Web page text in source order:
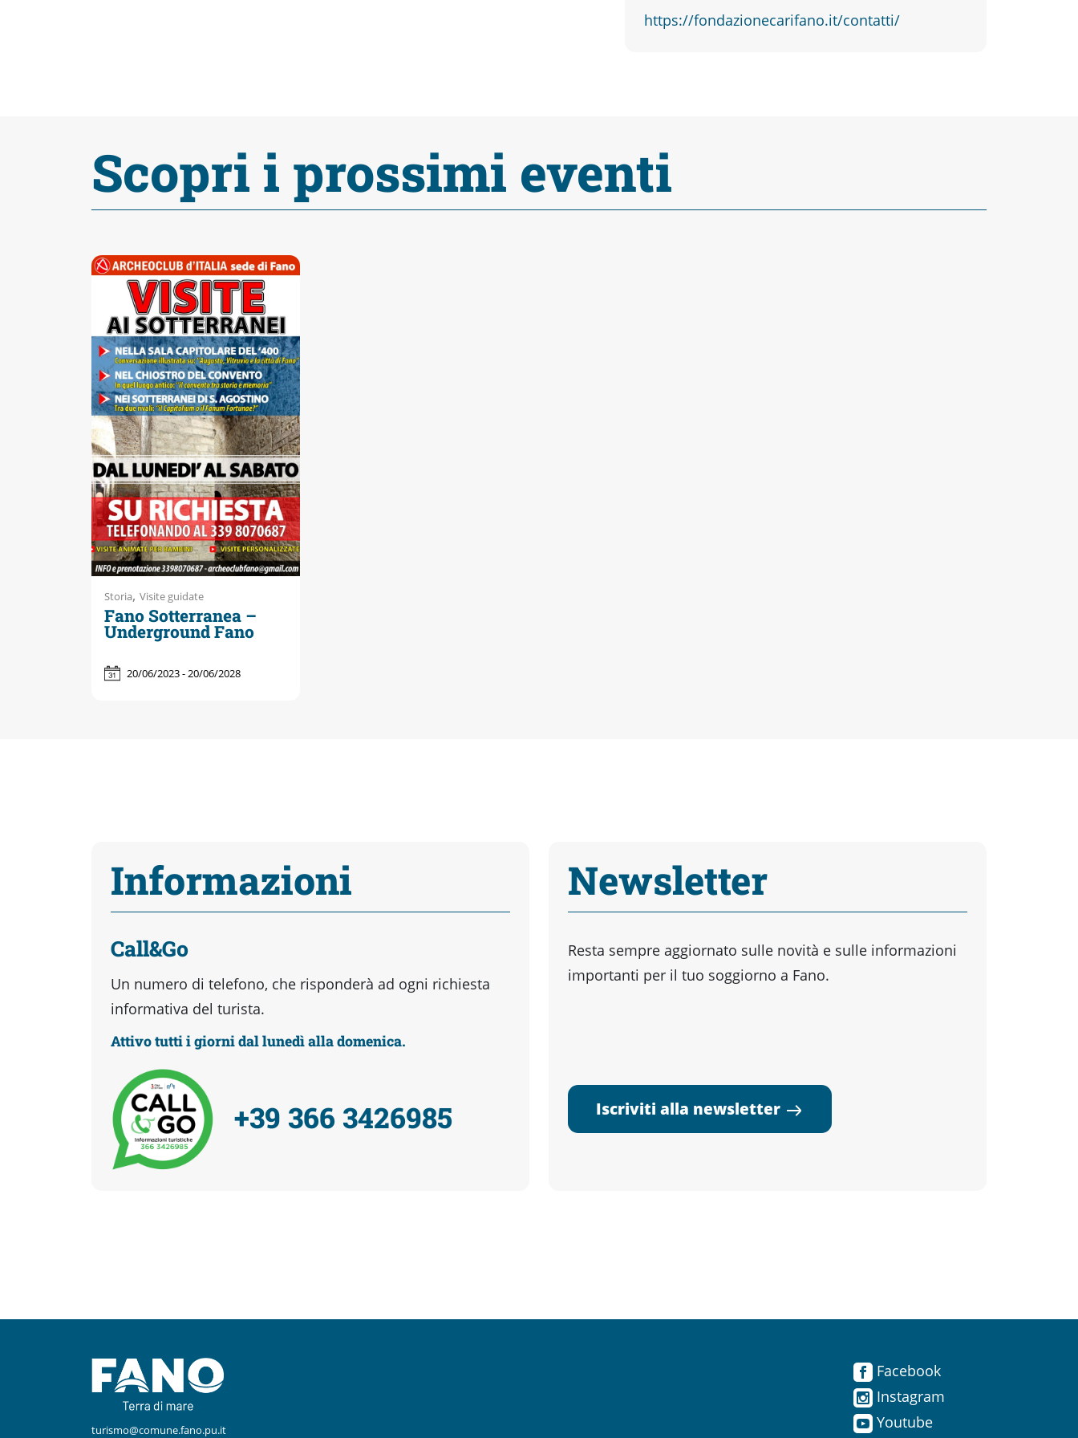
Enogastronomia
Guide
Fano
Accessibili
Instagram
https://fondazionecarifano.it/contatti/
Scopri i prossimi eventi
Storia, Visite guidate
Fano Sotterranea –
Underground Fano
20/06/2023 - 20/06/2028
Informazioni
Call&Go
Un numero di telefono, che risponderà ad ogni richiesta
informativa del turista.
Attivo tutti i giorni dal lunedì alla domenica.
+39 366 3426985
Newsletter
Resta sempre aggiornato sulle novità e sulle informazioni
importanti per il tuo soggiorno a Fano.
Iscriviti alla newsletter
turismo@comune.fano.pu.it
Facebook
Instagram
Youtube